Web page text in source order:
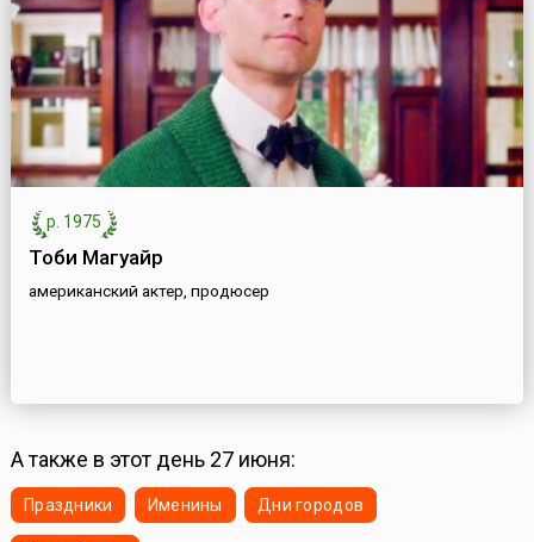
р. 1975
Тоби Магуайр
американский актер, продюсер
А также в этот день 27 июня:
Праздники Именины Дни городов